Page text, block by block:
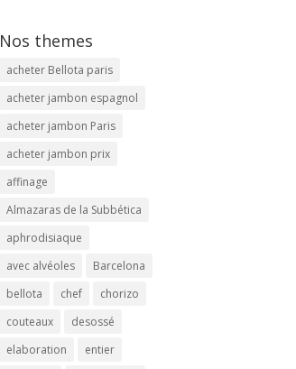
Nos themes
acheter Bellota paris
acheter jambon espagnol
acheter jambon Paris
acheter jambon prix
affinage
Almazaras de la Subbética
aphrodisiaque
avec alvéoles
Barcelona
bellota
chef
chorizo
couteaux
desossé
elaboration
entier